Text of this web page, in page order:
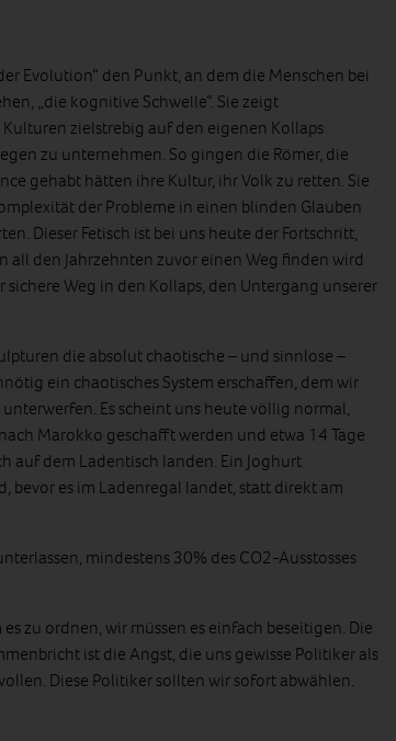
Evolution“ den Punkt, an dem die Menschen bei
„die kognitive Schwelle“. Sie zeigt
zielstrebig auf den eigenen Kollaps
zu unternehmen. So gingen die Römer, die
gehabt hätten ihre Kultur, ihr Volk zu retten. Sie
der Probleme in einen blinden Glauben
Dieser Fetisch ist bei uns heute der Fortschritt,
all den Jahrzehnten zuvor einen Weg finden wird
Weg in den Kollaps, den Untergang unserer
die absolut chaotische – und sinnlose –
ein chaotisches System erschaffen, dem wir
Es scheint uns heute völlig normal,
Marokko geschafft werden und etwa 14 Tage
auf dem Ladentisch landen. Ein Joghurt
bevor es im Ladenregal landet, statt direkt am
mindestens 30% des CO2-Ausstosses
zu ordnen, wir müssen es einfach beseitigen. Die
ist die Angst, die uns gewisse Politiker als
Diese Politiker sollten wir sofort abwählen.